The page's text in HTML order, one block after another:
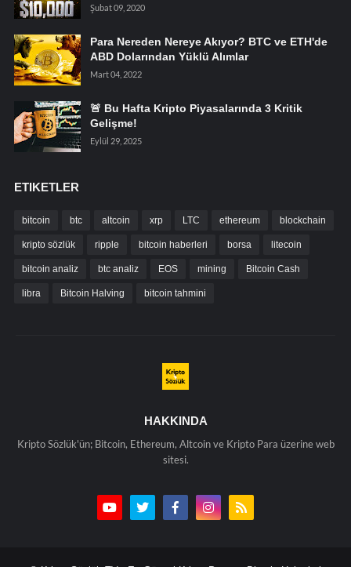
Şubat 09, 2020
Para Nereden Nereye Akıyor? BTC ve ETH'de
ABD Dolarından Yüklü Alımlar
Mart 04, 2022
🚨 Bu Hafta Kripto Piyasalarında 3 Kritik
Gelişme!
Eylül 29, 2025
ETIKETLER
bitcoin btc altcoin xrp LTC ethereum blockchain
kripto sözlük ripple bitcoin haberleri borsa litecoin
bitcoin analiz btc analiz EOS mining Bitcoin Cash
libra Bitcoin Halving bitcoin tahmini
HAKKINDA
Kripto Sözlük'ün; Bitcoin, Ethereum, Altcoin ve Kripto Para üzerine web
sitesi.